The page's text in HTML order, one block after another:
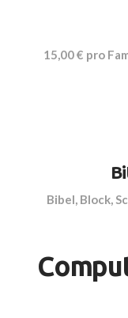
15,00 € pro
Bibel, Block,